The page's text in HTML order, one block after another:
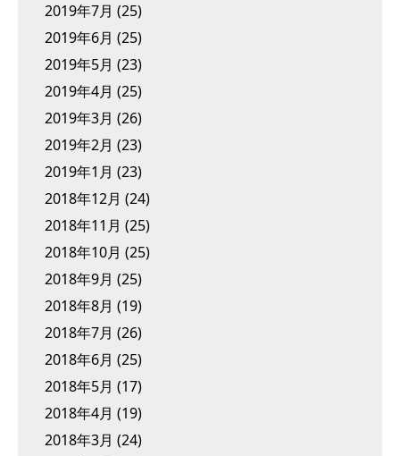
2019年7月 (25)
2019年6月 (25)
2019年5月 (23)
2019年4月 (25)
2019年3月 (26)
2019年2月 (23)
2019年1月 (23)
2018年12月 (24)
2018年11月 (25)
2018年10月 (25)
2018年9月 (25)
2018年8月 (19)
2018年7月 (26)
2018年6月 (25)
2018年5月 (17)
2018年4月 (19)
2018年3月 (24)